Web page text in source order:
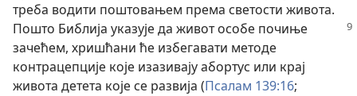
треба водити поштовањем према светости живота.
Пошто Библија указује да живот особе почиње
зачећем, хришћани ће избегавати методе
контрацепције које изазивају абортус или крај
живота детета које се развија (Псалам 139:16;